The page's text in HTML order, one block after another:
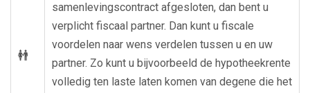
samenlevingscontract afgesloten, dan bent u
verplicht fiscaal partner. Dan kunt u fiscale
voordelen naar wens verdelen tussen u en uw
partner. Zo kunt u bijvoorbeeld de hypotheekrente
volledig ten laste laten komen van degene die het